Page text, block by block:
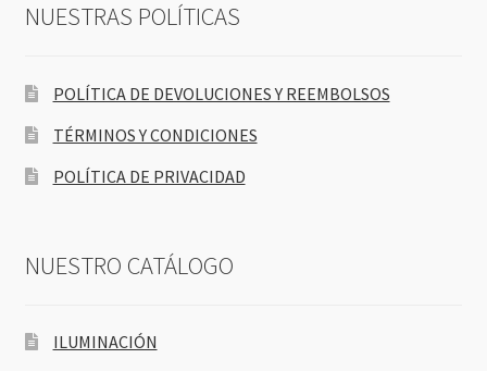
NUESTRAS POLÍTICAS
POLÍTICA DE DEVOLUCIONES Y REEMBOLSOS
TÉRMINOS Y CONDICIONES
POLÍTICA DE PRIVACIDAD
NUESTRO CATÁLOGO
ILUMINACIÓN